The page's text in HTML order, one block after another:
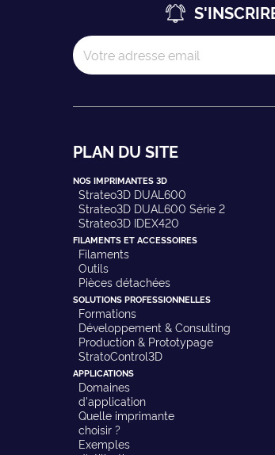
PLAN DU SITE
NOS IMPRIMANTES 3D
Strateo3D DUAL600
Strateo3D DUAL600 Série 2
Strateo3D IDEX420
FILAMENTS ET ACCESSOIRES
Filaments
Outils
Pièces détachées
SOLUTIONS PROFESSIONNELLES
Formations
Développement & Consulting
Production & Prototypage
StratoControl3D
APPLICATIONS
Domaines
d'application
Quelle imprimante
choisir ?
Exemples